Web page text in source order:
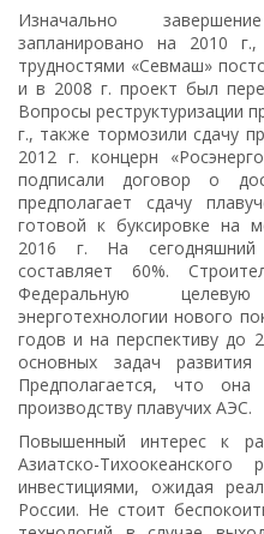
Изначально
запланировано на 2010
трудностями «Севмаш»
и в 2008 г. проект был
Вопросы реструктуризации
г., также тормозили сдачу
2012 г. концерн
подписали договор о
предполагает сдачу
готовой к буксировке на
2016 г. На сегодняшний
составляет 60%.
Федеральную
энерготехнологии нового
годов и на перспективу до
основных задач
Предполагается, что
производству плавучих АЭС.
Повышенный интерес к
Азиатско-
инвестициями, ожидая
России. Не стоит